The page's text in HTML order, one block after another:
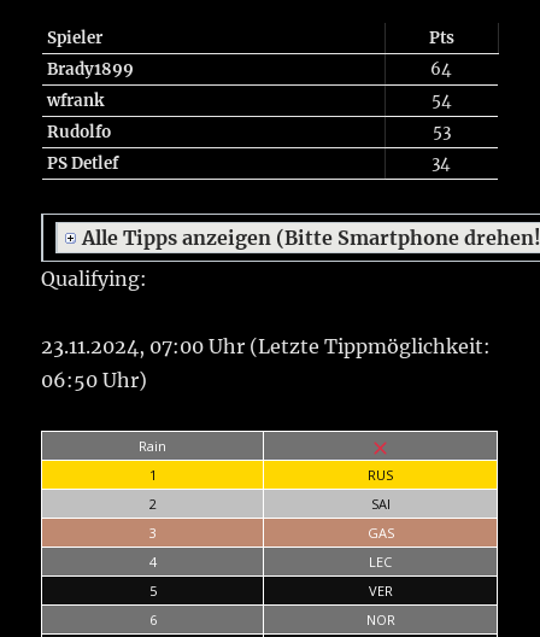
Spieler
Pts
Brady1899
64
wfrank
54
Rudolfo
53
PS Detlef
34
Alle Tipps anzeigen (Bitte Smartphone
Qualifying:
23.11.2024, 07:00 Uhr (Letzte Tippmöglichkeit:
06:50 Uhr)
Rain
1
RUS
2
SAI
3
GAS
4
LEC
5
VER
6
NOR